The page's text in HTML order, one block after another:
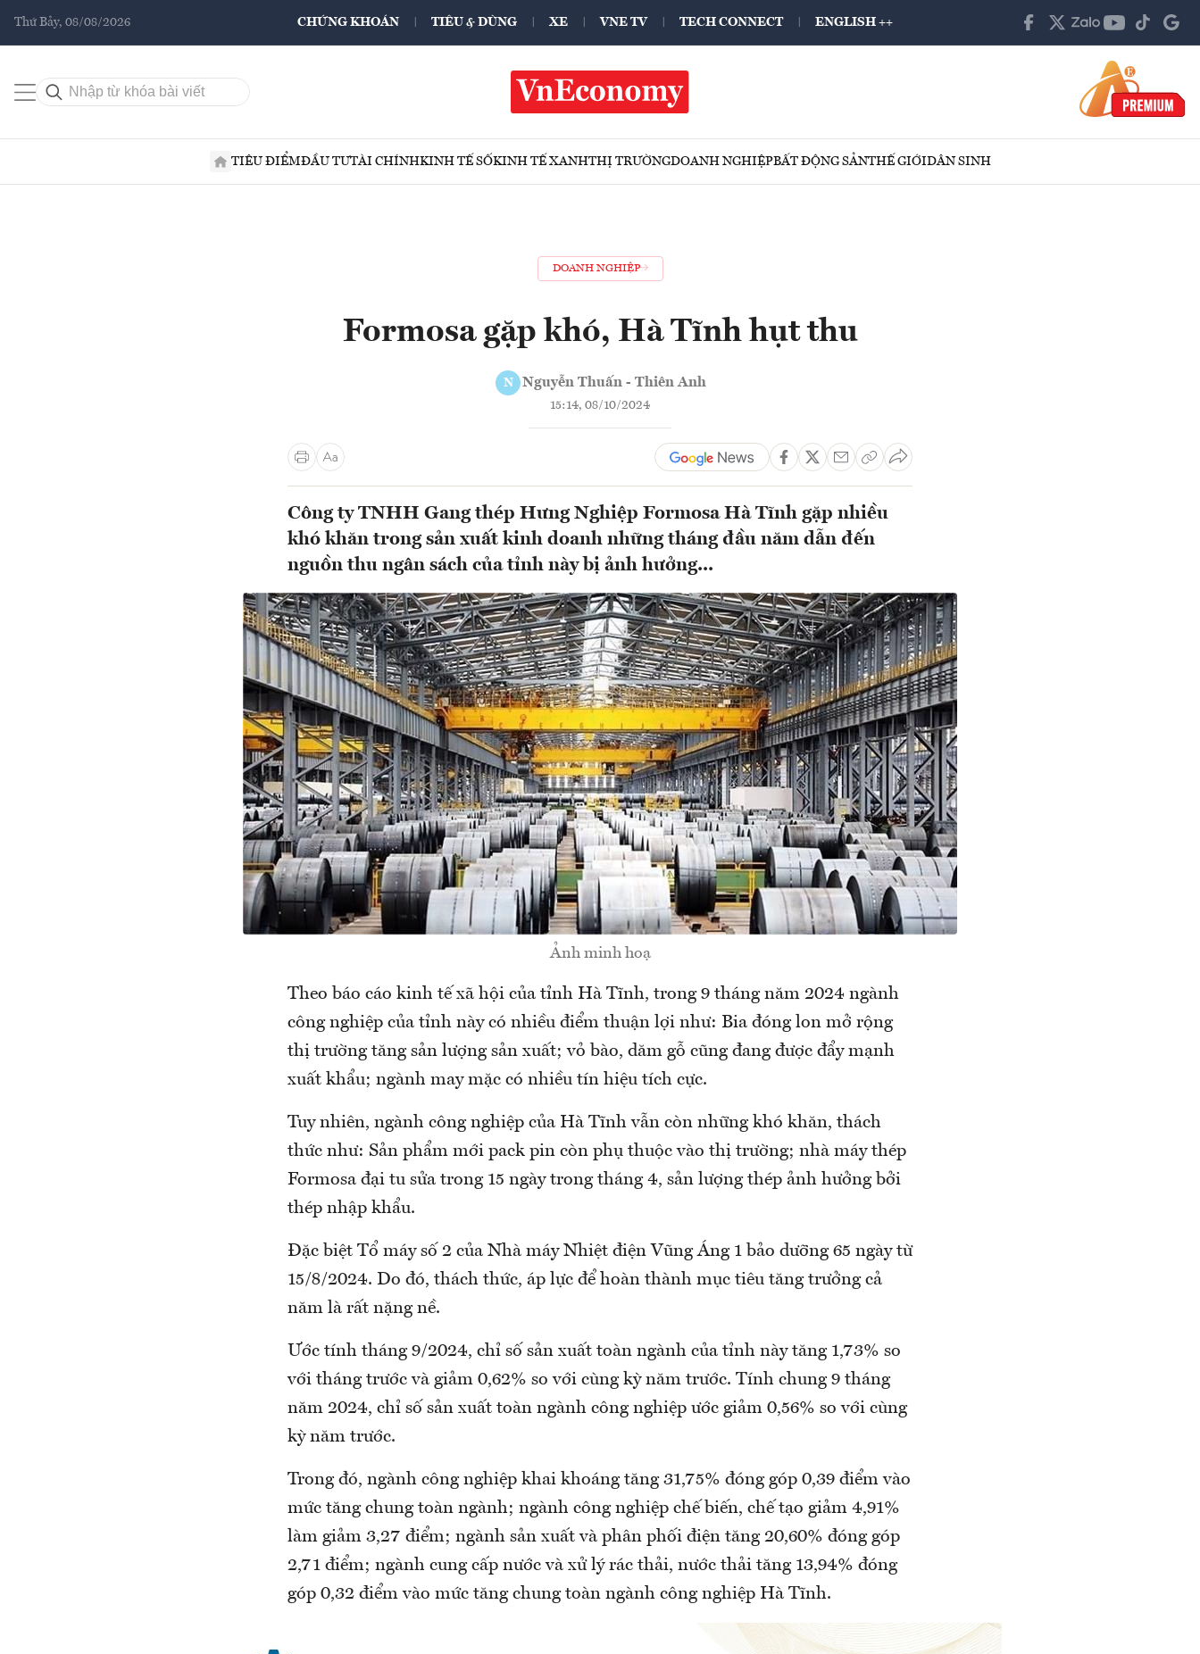
Thứ Bảy, 08/08/2026 CHỨNG KHOÁN TIÊU & DÙNG XE VNE TV TECH CONNECT ENGLISH ++
TIÊU ĐIỂMĐẦU TƯTÀI CHÍNHKINH TẾ SỐKINH TẾ XANHTHỊ TRƯỜNGDOANH NGHIỆPBẤT ĐỘNG SẢNTHẾ GIỚIDÂN SINH
DOANH NGHIỆP
Formosa gặp khó, Hà Tĩnh hụt thu
N Nguyễn Thuấn - Thiên Anh
15:14, 08/10/2024
Công ty TNHH Gang thép Hưng Nghiệp Formosa Hà Tĩnh gặp nhiều
khó khăn trong sản xuất kinh doanh những tháng đầu năm dẫn đến
nguồn thu ngân sách của tỉnh này bị ảnh hưởng...
Ảnh minh hoạ
Theo báo cáo kinh tế xã hội của tỉnh Hà Tĩnh, trong 9 tháng năm 2024 ngành
công nghiệp của tỉnh này có nhiều điểm thuận lợi như: Bia đóng lon mở rộng
thị trường tăng sản lượng sản xuất; vỏ bào, dăm gỗ cũng đang được đẩy mạnh
xuất khẩu; ngành may mặc có nhiều tín hiệu tích cực.
Tuy nhiên, ngành công nghiệp của Hà Tĩnh vẫn còn những khó khăn, thách
thức như: Sản phẩm mới pack pin còn phụ thuộc vào thị trường; nhà máy thép
Formosa đại tu sửa trong 15 ngày trong tháng 4, sản lượng thép ảnh hưởng bởi
thép nhập khẩu.
Đặc biệt Tổ máy số 2 của Nhà máy Nhiệt điện Vũng Áng 1 bảo dưỡng 65 ngày từ
15/8/2024. Do đó, thách thức, áp lực để hoàn thành mục tiêu tăng trưởng cả
năm là rất nặng nề.
Ước tính tháng 9/2024, chỉ số sản xuất toàn ngành của tỉnh này tăng 1,73% so
với tháng trước và giảm 0,62% so với cùng kỳ năm trước. Tính chung 9 tháng
năm 2024, chỉ số sản xuất toàn ngành công nghiệp ước giảm 0,56% so với cùng
kỳ năm trước.
Trong đó, ngành công nghiệp khai khoáng tăng 31,75% đóng góp 0,39 điểm vào
mức tăng chung toàn ngành; ngành công nghiệp chế biến, chế tạo giảm 4,91%
làm giảm 3,27 điểm; ngành sản xuất và phân phối điện tăng 20,60% đóng góp
2,71 điểm; ngành cung cấp nước và xử lý rác thải, nước thải tăng 13,94% đóng
góp 0,32 điểm vào mức tăng chung toàn ngành công nghiệp Hà Tĩnh.